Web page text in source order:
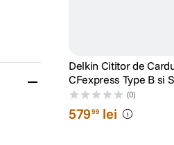
dji mic mini
dji osmo pocket 4
Delkin Cititor de
CFexpress Type B si
(0)
57999 lei